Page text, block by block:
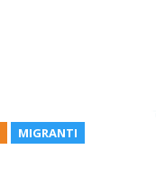
MIGRANTI